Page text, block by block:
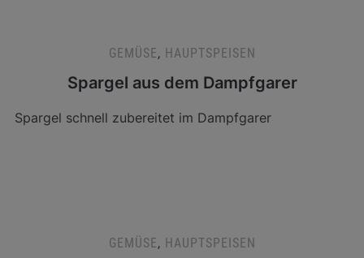
GEMÜSE, HAUPTSPEISEN
Spargel aus dem Dampfgarer
Spargel schnell zubereitet im Dampfgarer
GEMÜSE, HAUPTSPEISEN